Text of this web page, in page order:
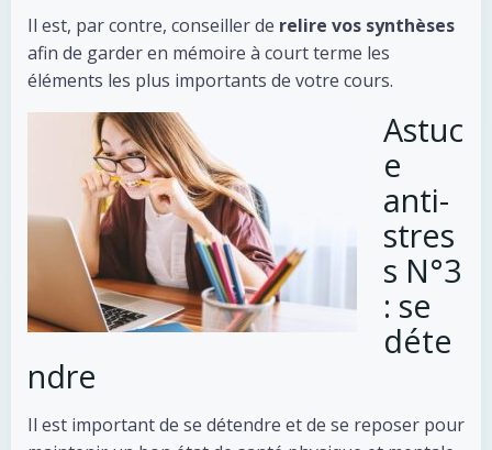
Il est, par contre, conseiller de relire vos synthèses
afin de garder en mémoire à court terme les
éléments les plus importants de votre cours.
Astuc
e
anti-
stres
s N°3
: se
déte
ndre
Il est important de se détendre et de se reposer pour